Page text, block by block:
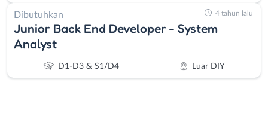
Dibutuhkan
Junior Back End Developer - System
Analyst
D1-D3 & S1/D4 Luar DIY
4 tahun lalu